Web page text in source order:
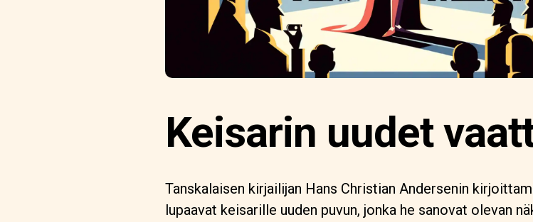
Keisarin uudet
Tanskalaisen kirjailijan Hans Christian Andersenin
lupaavat keisarille uuden puvun, jonka he sanovat olevan